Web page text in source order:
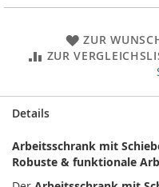
ZUR
ZUR
Details
Arbeitsschrank mit
Robuste & funktionale